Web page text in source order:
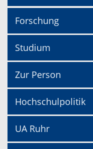
Forschung
Studium
Zur Person
Hochschulpolitik
UA Ruhr